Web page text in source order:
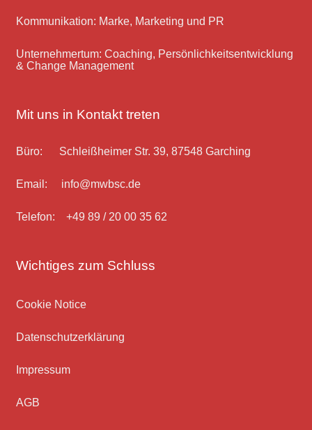
Kommunikation: Marke, Marketing und PR
Unternehmertum: Coaching, Persönlichkeitsentwicklung
& Change Management
Mit uns in Kontakt treten
Büro: Schleißheimer Str. 39, 87548 Garching
Email: info@mwbsc.de
Telefon: +49 89 / 20 00 35 62
Wichtiges zum Schluss
Cookie Notice
Datenschutz­erklärung
Impressum
AGB